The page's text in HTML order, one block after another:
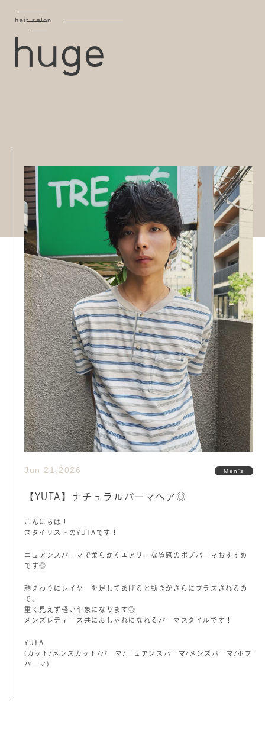
hair salon
Jun 21,2026 Men's
【YUTA】ナチュラルパーマヘア◎
こんにちは！
スタイリストのYUTAです！
ニュアンスパーマで柔らかくエアリーな質感のボブパーマおすすめ
です◎
顔まわりにレイヤーを足してあげると動きがさらにプラスされるの
で、
重く見えず軽い印象になります◎
メンズレディース共におしゃれになれるパーマスタイルです！
YUTA
(カット/メンズカット/パーマ/ニュアンスパーマ/メンズパーマ/ボブ
パーマ)